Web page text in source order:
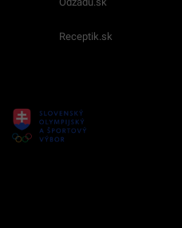
Receptik.sk